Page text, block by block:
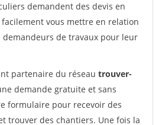
demandent des devis en
vous mettre en relation
demandeurs de travaux pour leur
partenaire du réseau trouver-
demande gratuite et sans
formulaire pour recevoir des
trouver des chantiers. Une fois la